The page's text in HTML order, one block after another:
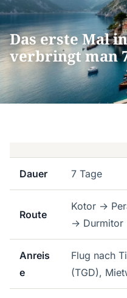
Das erste Mal
verbringt man
Dauer 7 Tage
Route
Kotor →
→ Durmitor
Anreis
e
Flug nach
(TGD),